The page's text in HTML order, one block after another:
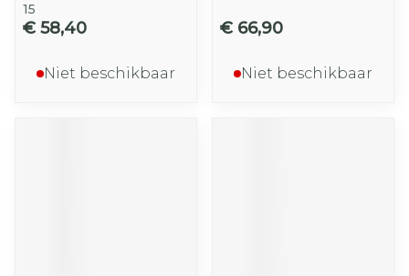
15
€ 58,40
Niet beschikbaar
€ 66,90
Niet beschikbaar